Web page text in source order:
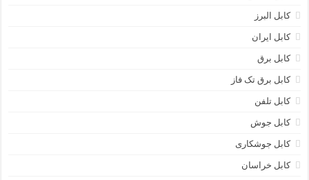
کابل البرز
کابل ایران
کابل برق
کابل برق تک فاز
کابل تلفن
کابل جوش
کابل جوشکاری
کابل خراسان